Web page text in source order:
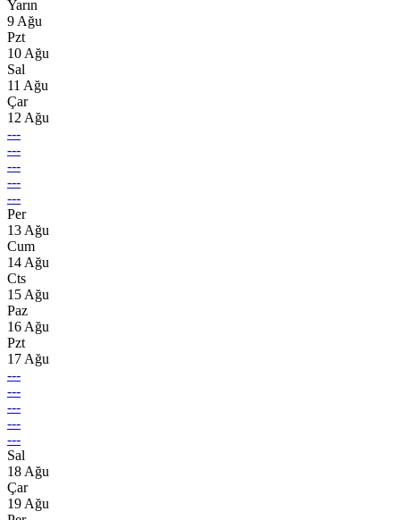
Yarın
9 Ağu
Pzt
10 Ağu
Sal
11 Ağu
Çar
12 Ağu
---
---
---
---
---
Per
13 Ağu
Cum
14 Ağu
Cts
15 Ağu
Paz
16 Ağu
Pzt
17 Ağu
---
---
---
---
---
Sal
18 Ağu
Çar
19 Ağu